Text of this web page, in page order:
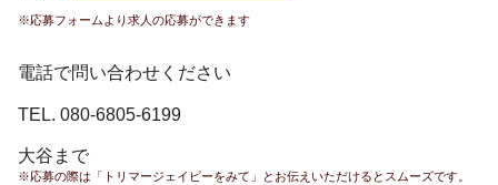
※応募フォームより求人の応募ができます
電話で問い合わせください
TEL. 080-6805-6199
大谷まで
※応募の際は「トリマージェイピーをみて」とお伝えいただけるとスムーズです。